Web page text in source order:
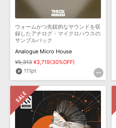
ウォームかつ先鋭的なサウンドを収
録したアナログ・マイクロハウスの
サンプルパック
Analogue Micro House
¥5,313 ¥3,719(30%OFF)
111pt